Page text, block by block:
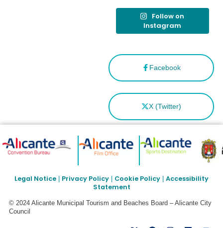
Facebook
X (Twitter)
Follow on
Instagram
Legal Notice Privacy Policy Cookie Policy
Accessibility
Statement
© 2024 Alicante Municipal Tourism and Beaches Board – Alicante City
Council